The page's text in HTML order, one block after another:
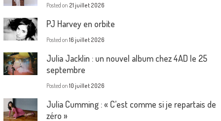
Posted on 21 juillet 2026
PJ Harvey en orbite
Posted on 16 juillet 2026
Julia Jacklin : un nouvel album chez 4AD le 25
septembre
Posted on 10 juillet 2026
Julia Cumming : « C’est comme si je repartais de
zéro »